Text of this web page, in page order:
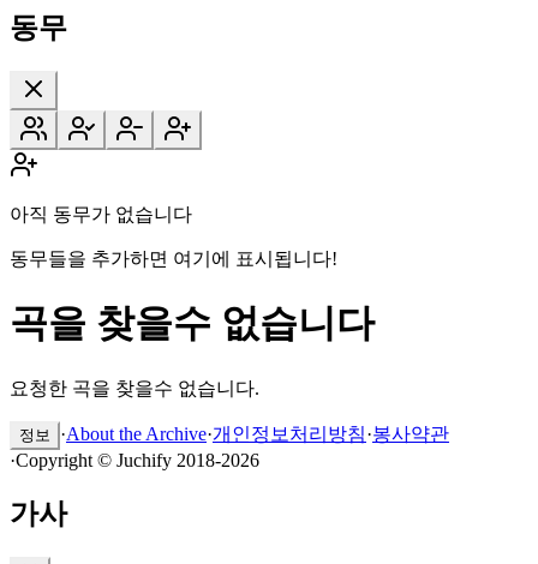
동무
아직 동무가 없습니다
동무들을 추가하면 여기에 표시됩니다!
곡을 찾을수 없습니다
요청한 곡을 찾을수 없습니다.
정보 ·About the Archive·개인정보처리방침·봉사약관
·Copyright © Juchify 2018-2026
가사